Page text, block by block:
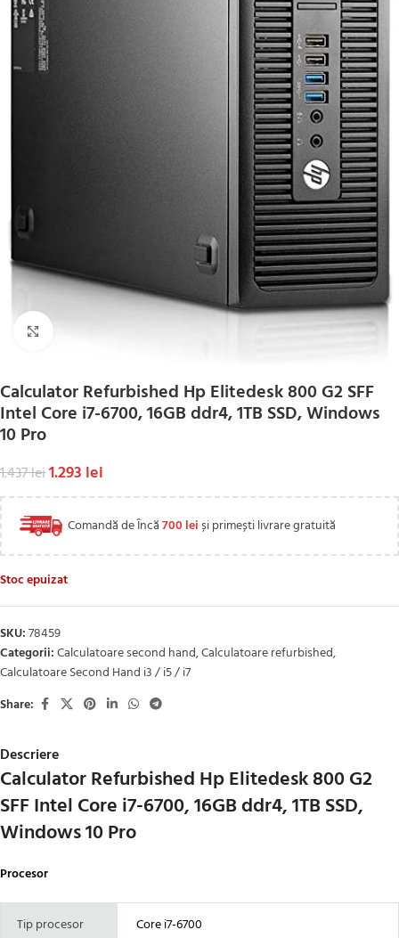
Click to enlarge
Calculator Refurbished Hp Elitedesk 800 G2 SFF
Intel Core i7-6700, 16GB ddr4, 1TB SSD, Windows
10 Pro
1.437lei1.293 lei
Comandă de Încă700 leiși primești livrare gratuită
Stoc epuizat
SKU:78459
Categorii:Calculatoare second hand,Calculatoare refurbished,
Calculatoare Second Hand i3 / i5 / i7
Share:
Descriere
Calculator Refurbished Hp Elitedesk 800 G2
SFF Intel Core i7-6700, 16GB ddr4, 1TB SSD,
Windows 10 Pro
Procesor
Tip procesor Core i7-6700